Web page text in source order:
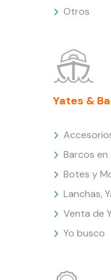
Otros
Yates &
Barcos
Botes y
Lanchas,
Venta de
Yo busco